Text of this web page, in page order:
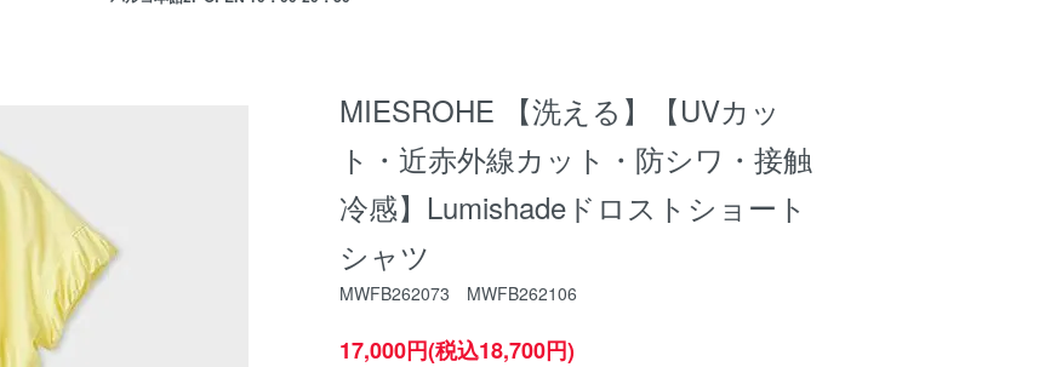
MIESROHE 【洗える】【UVカッ
ト・近赤外線カット・防シワ・接触
冷感】Lumishadeドロストショート
シャツ
MWFB262073 MWFB262106
17,000円(税込18,700円)